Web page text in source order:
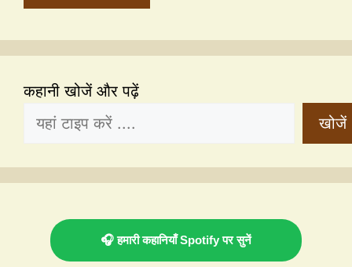
कहानी खोजें और पढ़ें
खोजें
🎧 हमारी कहानियाँ Spotify पर सुनें